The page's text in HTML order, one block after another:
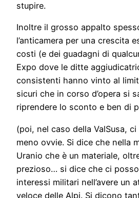
stupire.
Inoltre il grosso appalto
l’anticamera per una crescita
costi (e dei guadagni di
Expo dove le ditte
consistenti hanno vinto al
sicuri che in corso d’opera si
riprendere lo sconto e ben di
(poi, nel caso della ValSusa,
meno ovvie. Si dice che nella
Uranio che è un materiale,
prezioso… si dice che ci
interessi militari nell’avere un
veloce delle Alpi. Si dicono